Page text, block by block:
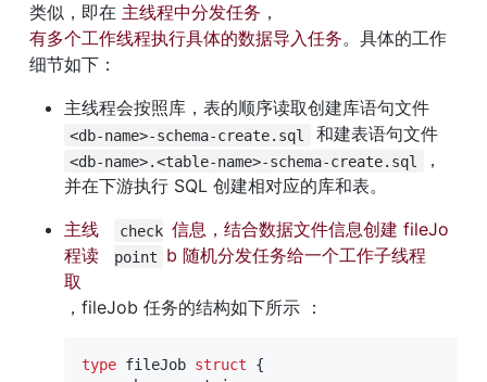
类似，即在 主线程中分发任务 ，
有多个工作线程执行具体的数据导入任务。具体的工作
细节如下：
<db-name>-schema-create.sql 和建表语句文件
<db-name>.<table-name>-schema-create.sql
，
并在下游执行 SQL 创建相对应的库和表。
主线
程读
取
check
point
信息，结合数据文件信息创建 fileJo
b 随机分发任务给一个工作子线程
，fileJob 任务的结构如下所示 ：
type fileJob struct
{